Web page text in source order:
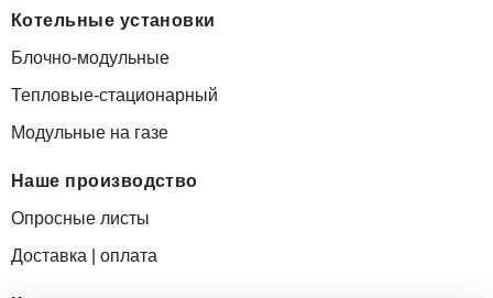
Котельные установки
Блочно-модульные
Тепловые-стационарный
Модульные на газе
Наше производство
Опросные листы
Доставка | оплата